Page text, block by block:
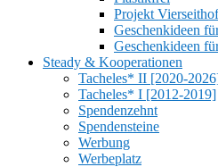
Projekt Vierseithof
Geschenkideen
Geschenkideen
Steady & Kooperationen
Tacheles* II [2020-
Tacheles* I [2012-2019]
Spendenzehnt
Spendensteine
Werbung
Werbeplatz